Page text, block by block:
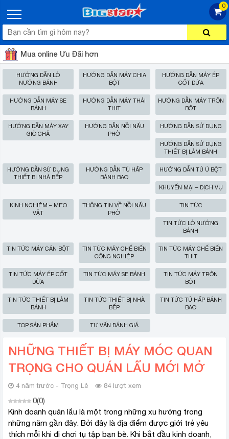
0
Mua online Ưu Đãi hơn
HƯỚNG DẪN LÒ
NƯỚNG BÁNH
HƯỚNG DẪN MÁY CHIA
BỘT
HƯỚNG DẪN MÁY ÉP
CỐT DỪA
HƯỚNG DẪN MÁY SE
BÁNH
HƯỚNG DẪN MÁY THÁI
THỊT
HƯỚNG DẪN MÁY TRỘN
BỘT
HƯỚNG DẪN MÁY XAY
GIÒ CHẢ
HƯỚNG DẪN NỒI NẤU
PHỞ
HƯỚNG DẪN SỬ DỤNG
HƯỚNG DẪN SỬ DỤNG
THIẾT BỊ LÀM BÁNH
HƯỚNG DẪN SỬ DỤNG
THIẾT BỊ NHÀ BẾP
HƯỚNG DẪN TỦ HẤP
BÁNH BAO
HƯỚNG DẪN TỦ Ủ BỘT
KHUYẾN MẠI – DỊCH VỤ
KINH NGHIỆM – MẸO
VẶT
THÔNG TIN VỀ NỒI NẤU
PHỞ
TIN TỨC
TIN TỨC LÒ NƯỚNG
BÁNH
TIN TỨC MÁY CÁN BỘT
TIN TỨC MÁY CHẾ BIẾN
CÔNG NGHIỆP
TIN TỨC MÁY CHẾ BIẾN
THỊT
TIN TỨC MÁY ÉP CỐT
DỪA
TIN TỨC MÁY SE BÁNH
TIN TỨC MÁY TRỘN
BỘT
TIN TỨC THIẾT BỊ LÀM
BÁNH
TIN TỨC THIẾT BỊ NHÀ
BẾP
TIN TỨC TỦ HẤP BÁNH
BAO
TOP SẢN PHẨM TƯ VẤN ĐÁNH GIÁ
NHỮNG THIẾT BỊ MÁY MÓC QUAN
TRỌNG CHO QUÁN LẨU MỚI MỞ
4 năm trước - Trọng Lê 84 lượt xem
0(0)
Kinh doanh quán lẩu là một trong những xu hướng trong
những năm gần đây. Bởi đây là địa điểm được giới trẻ yêu
thích mỗi khi đi chơi tụ tập bạn bè. Khi bắt đầu kinh doanh,